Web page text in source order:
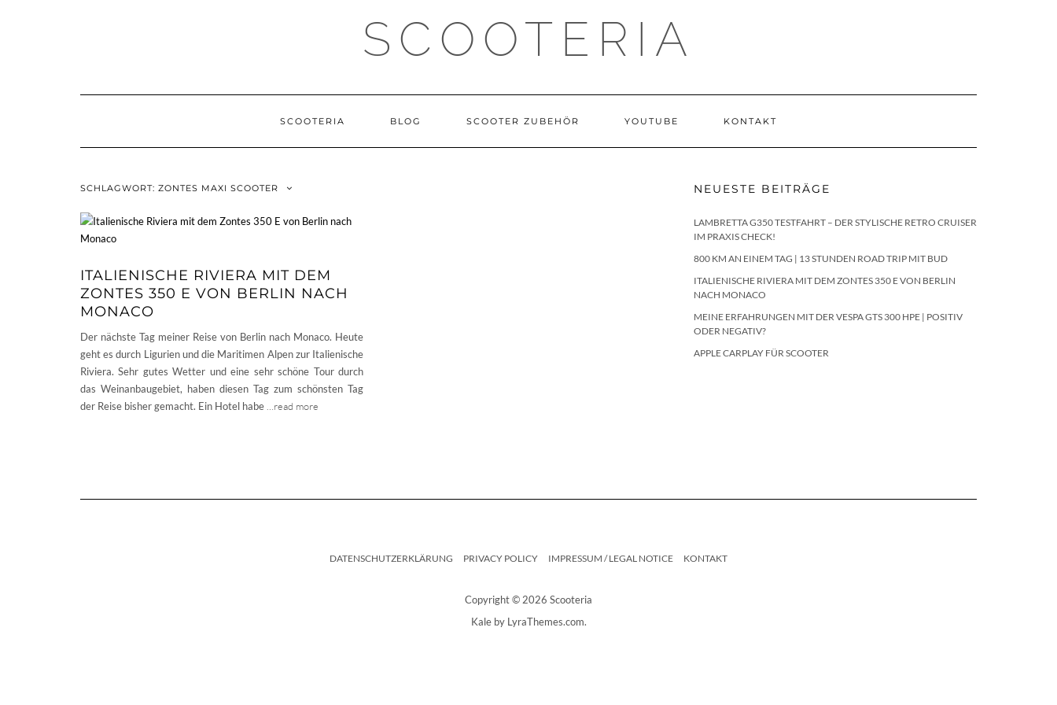
SCOOTERIA
SCOOTERIA BLOG SCOOTER ZUBEHÖR YOUTUBE KONTAKT
SCHLAGWORT: ZONTES MAXI SCOOTER
ITALIENISCHE RIVIERA MIT DEM
ZONTES 350 E VON BERLIN NACH
MONACO
Der nächste Tag meiner Reise von Berlin nach Monaco. Heute
geht es durch Ligurien und die Maritimen Alpen zur Italienische
Riviera. Sehr gutes Wetter und eine sehr schöne Tour durch
das Weinanbaugebiet, haben diesen Tag zum schönsten Tag
der Reise bisher gemacht. Ein Hotel habe
…read more
NEUESTE BEITRÄGE
LAMBRETTA G350 TESTFAHRT – DER STYLISCHE RETRO CRUISER
IM PRAXIS CHECK!
800 KM AN EINEM TAG | 13 STUNDEN ROAD TRIP MIT BUD
ITALIENISCHE RIVIERA MIT DEM ZONTES 350 E VON BERLIN
NACH MONACO
MEINE ERFAHRUNGEN MIT DER VESPA GTS 300 HPE | POSITIV
ODER NEGATIV?
APPLE CARPLAY FÜR SCOOTER
DATENSCHUTZERKLÄRUNG PRIVACY POLICY IMPRESSUM / LEGAL NOTICE KONTAKT
Copyright © 2026 Scooteria
Kaleby LyraThemes.com.